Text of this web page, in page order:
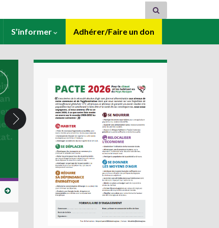
S’informer Adhérer/Faire un don